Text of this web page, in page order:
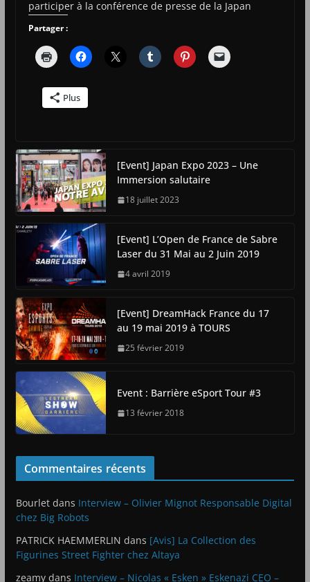
participer à la conférence de presse de la Japan
Partager :
Plus
[Event] Japan Expo 2023 – Une
Immersion salutaire
18 juillet 2023
[Event] L’Open de France de Sabre
Laser du 31 Mai au 2 Juin 2019
4 avril 2019
[Event] DreamHack France du 17
au 19 mai 2019 à TOURS
25 février 2019
Event : Barrière eSport Tour #3
13 février 2018
Commentaires récents
Bourletdans Interview – Olivier Mignot Responsable Digital
chez Big Robots
PATRICK HAEMMERLIN dans [Avis] La Collection des
Figurines Street Fighter chez Altaya
zeamydans Interview – Nicolas « Esken » Eskenazi CEO –